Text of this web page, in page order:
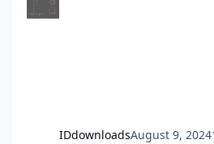
IDdownloadsAugust 9, 2024